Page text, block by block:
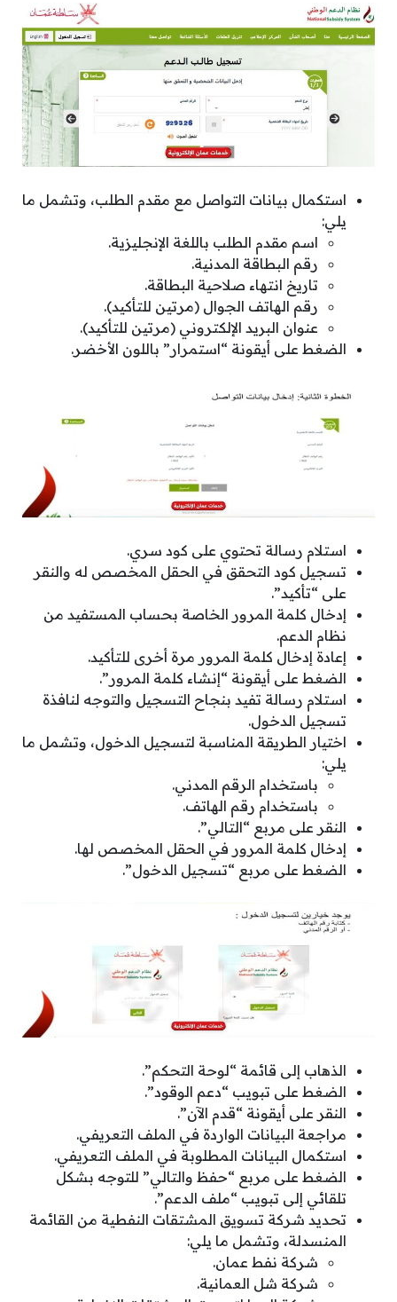
استكمال بيانات التواصل مع مقدم الطلب، وتشمل ما
يلي:
اسم مقدم الطلب باللغة الإنجليزية.
رقم البطاقة المدنية.
تاريخ انتهاء صلاحية البطاقة.
رقم الهاتف الجوال (مرتين للتأكيد).
عنوان البريد الإلكتروني (مرتين للتأكيد).
الضغط على أيقونة “استمرار” باللون الأخضر.
استلام رسالة تحتوي على كود سري.
تسجيل كود التحقق في الحقل المخصص له والنقر
على “تأكيد”.
إدخال كلمة المرور الخاصة بحساب المستفيد من
نظام الدعم.
إعادة إدخال كلمة المرور مرة أخرى للتأكيد.
الضغط على أيقونة “إنشاء كلمة المرور”.
استلام رسالة تفيد بنجاح التسجيل والتوجه لنافذة
تسجيل الدخول.
اختيار الطريقة المناسبة لتسجيل الدخول، وتشمل ما
يلي:
باستخدام الرقم المدني.
باستخدام رقم الهاتف.
النقر على مربع “التالي”.
إدخال كلمة المرور في الحقل المخصص لها.
الضغط على مربع “تسجيل الدخول”.
الذهاب إلى قائمة “لوحة التحكم”.
الضغط على تبويب “دعم الوقود”.
النقر على أيقونة “قدم الآن”.
مراجعة البيانات الواردة في الملف التعريفي.
استكمال البيانات المطلوبة في الملف التعريفي.
الضغط على مربع “حفظ والتالي” للتوجه بشكل
تلقائي إلى تبويب “ملف الدعم”.
تحديد شركة تسويق المشتقات النفطية من القائمة
المنسدلة، وتشمل ما يلي:
شركة نفط عمان.
شركة شل العمانية.